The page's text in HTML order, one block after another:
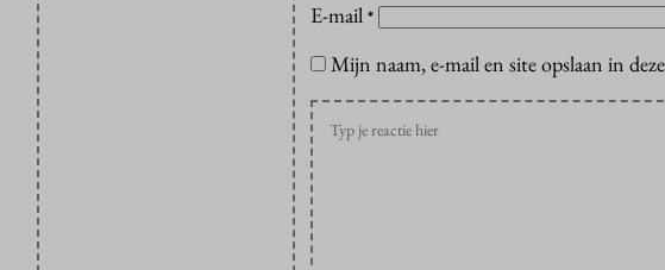
E-mail *
Mijn naam, e-mail en site opslaan in